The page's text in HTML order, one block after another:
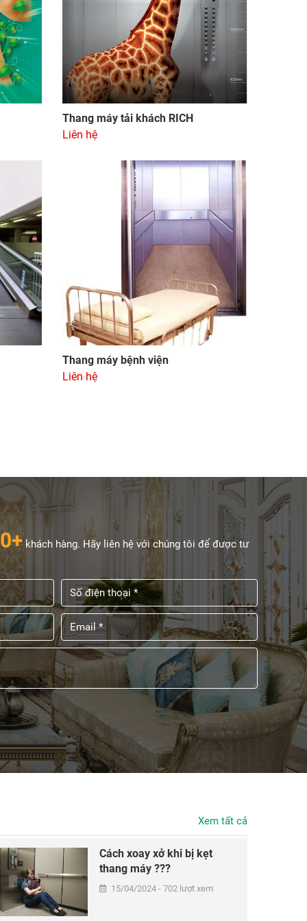
Thang máy tải khách RICH
Liên hệ
Thang máy bệnh viện
Liên hệ
khách hàng. Hãy liên hệ với chúng tôi để được tư
Xem tất cả
Cách xoay xở khi bị kẹt
thang máy ???
15/04/2024 - 702 lượt xem